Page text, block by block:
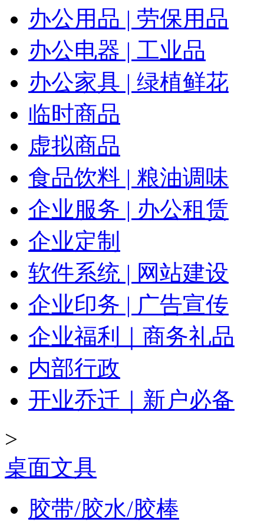
办公用品 | 劳保用品
办公电器 | 工业品
办公家具 | 绿植鲜花
临时商品
虚拟商品
食品饮料 | 粮油调味
企业服务 | 办公租赁
企业定制
软件系统 | 网站建设
企业印务 | 广告宣传
企业福利｜商务礼品
内部行政
开业乔迁｜新户必备
>
桌面文具
胶带/胶水/胶棒